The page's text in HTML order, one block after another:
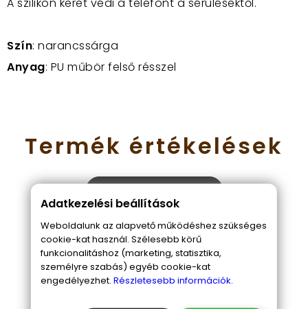
Szín: narancssárga
Anyag: PU műbör felső résszel
Termék értékelések
Szintén ajánlott
temékek
Adatkezelési beállítások
Weboldalunk az alapvető működéshez szükséges
cookie-kat használ. Szélesebb körű
funkcionalitáshoz (marketing, statisztika,
személyre szabás) egyéb cookie-kat
engedélyezhet. Részletesebb információk.